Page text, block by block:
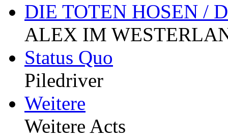
DIE TOTEN HOSEN /
ALEX IM
Status Quo
Piledriver
Weitere
Weitere Acts